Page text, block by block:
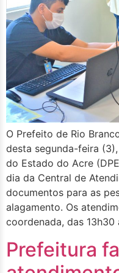
O Prefeito de Rio
desta segunda-feira
do Estado do Acre
dia da Central de
documentos para as
alagamento. Os
coordenada, das
Prefeitura